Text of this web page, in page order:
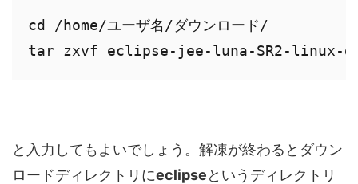
cd /home/ユーザ名/ダウンロード/
と入力してもよいでしょう。解凍が終わるとダウン
ロードディレクトリにeclipseというディレクトリ